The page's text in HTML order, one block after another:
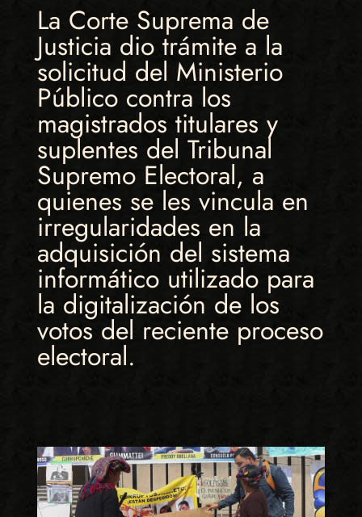
La Corte Suprema de
Justicia dio trámite a la
solicitud del Ministerio
Público contra los
magistrados titulares y
suplentes del Tribunal
Supremo Electoral, a
quienes se les vincula en
irregularidades en la
adquisición del sistema
informático utilizado para
la digitalización de los
votos del reciente proceso
electoral.